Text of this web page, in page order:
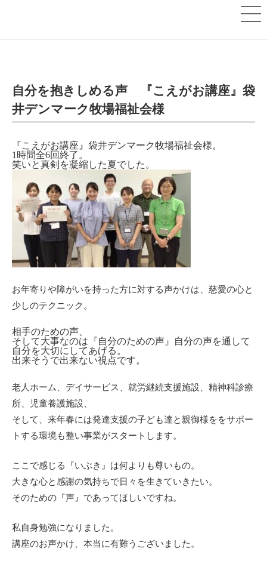
自分を抱きしめる声 『こえがお講座』袋
井デンマーク牧場福祉会様
『こえがお講座』袋井デンマーク牧場福祉会様。
1時間全6回終了。
笑いと真剣を凝縮した夏でした。
お年寄りや障がいを持った方に対する声かけは、慈愛の心と
少しのテクニック。
相手のための声、
そして大事なのは『自分のための声』自分の声を通して
自分を大切にしてあげる。
出来そうで出来ない視点です。
老人ホーム、デイサービス、就労継続支援施設、精神科診療
所、児童養護施設、
そして、来年春には発達支援の子ども達と親御様ををサポー
トする環境も整い事業がスタートします。
ここで感じる『いぶき』は何よりも尊いもの。
大きな心と感謝の気持ちで日々を生きていきたい。
そのための『声』であってほしいですね。
私自身勉強になりました。
講座のお声かけ、本当に有難うございました。